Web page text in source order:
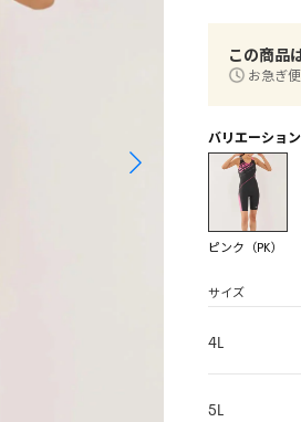
この商品
お急ぎ
バリエーション
ピンク（PK）
サイズ
4L
5L